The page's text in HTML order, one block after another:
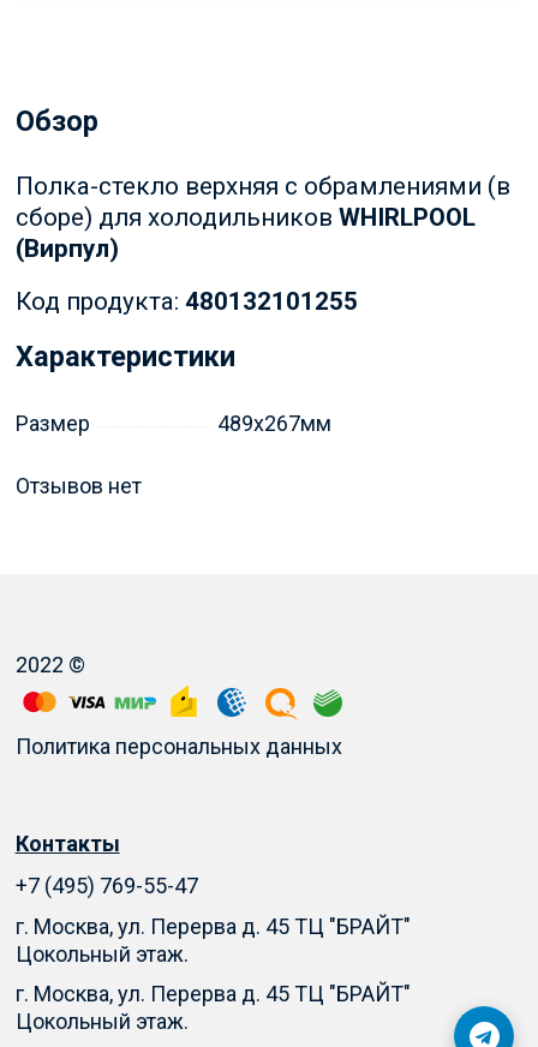
Обзор
Полка-стекло верхняя с обрамлениями (в
сборе) для холодильников WHIRLPOOL
(Вирпул)
Код продукта: 480132101255
Характеристики
Размер 489х267мм
Отзывов нет
2022 ©
Политика персональных данных
Контакты
+7 (495) 769-55-47
г. Москва, ул. Перерва д. 45 ТЦ "БРАЙТ"
Цокольный этаж.
г. Москва, ул. Перерва д. 45 ТЦ "БРАЙТ"
Цокольный этаж.